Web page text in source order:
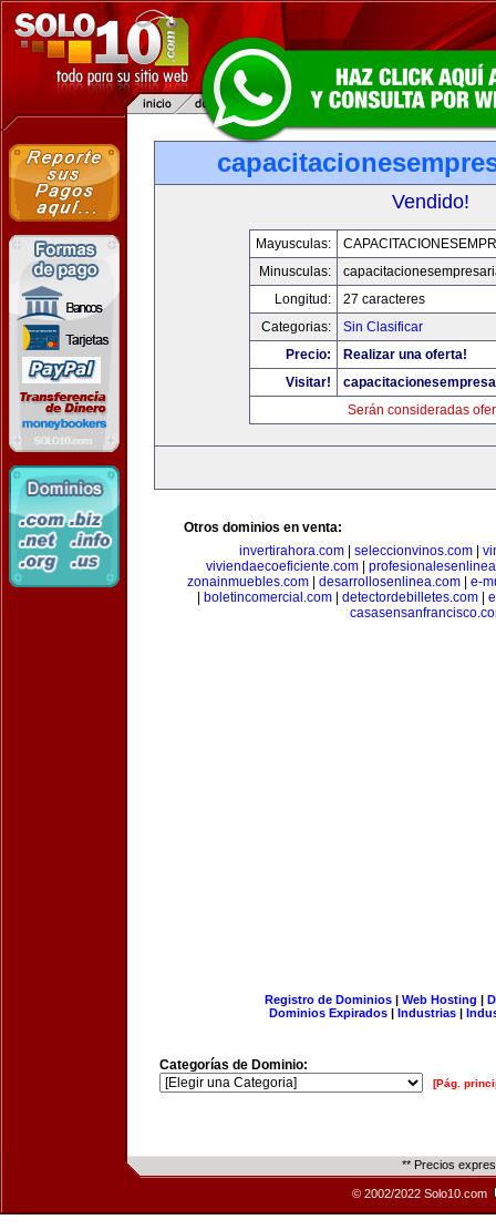
Vendido!
Mayusculas:
Minusculas:
Longitud:
27 caracteres
Categorias:
Sin Clasificar
Precio:
Realizar una oferta!
Visitar!
Serán consideradas
Otros dominios en venta:
invertirahora.com| seleccionvinos.com|
viviendaecoeficiente.com|
zonainmuebles.com| desarrollosenlinea.com| e-
boletincomercial.com detectordebilletes.com
Registro de Dominios| Web Hosting |
Dominios Expirados | Industrias |
Categorías de Dominio:
[Pág.
** Precios
© 2002/2022 Solo10.com